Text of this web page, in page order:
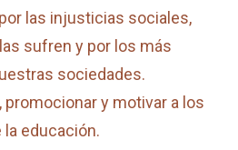
las injusticias sociales,
sufren y por los más
sociedades.
promocionar y motivar a los
educación.